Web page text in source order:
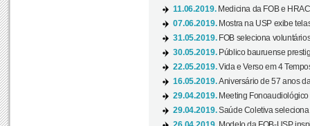
11.06.2019. Medicina da FOB e
07.06.2019. Mostra na USP exibe
31.05.2019. FOB seleciona
30.05.2019. Público bauruense
22.05.2019.Vida e Verso em 4
16.05.2019.Aniversário de 57 anos
29.04.2019. Meeting
29.04.2019.Saúde Coletiva